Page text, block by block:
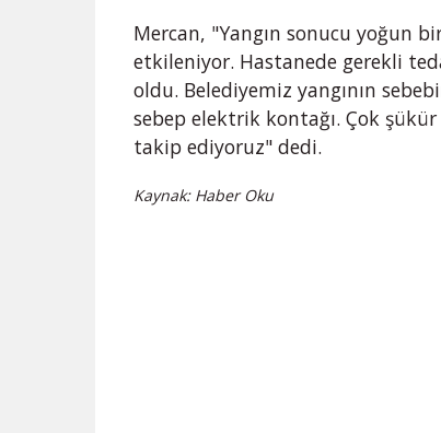
Mercan, "Yangın sonucu yoğun
etkileniyor. Hastanede gerekli
oldu. Belediyemiz yangının
sebep elektrik kontağı. Çok
takip ediyoruz" dedi.
Kaynak: Haber Oku